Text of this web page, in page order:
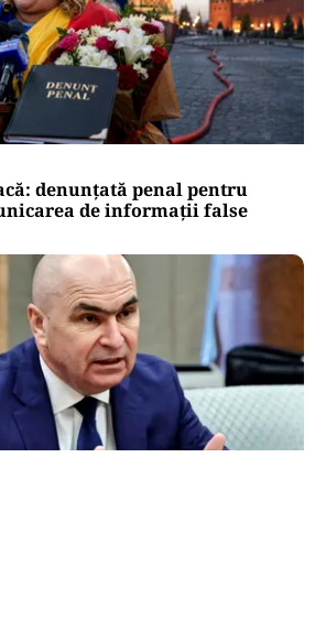
denunțată penal pentru
de informații false